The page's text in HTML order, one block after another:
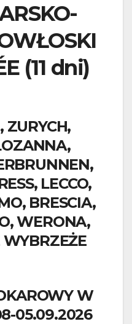
(11 dni)
ZURYCH,
LECCO,
BRESCIA,
WERONA,
W
05.09.2026